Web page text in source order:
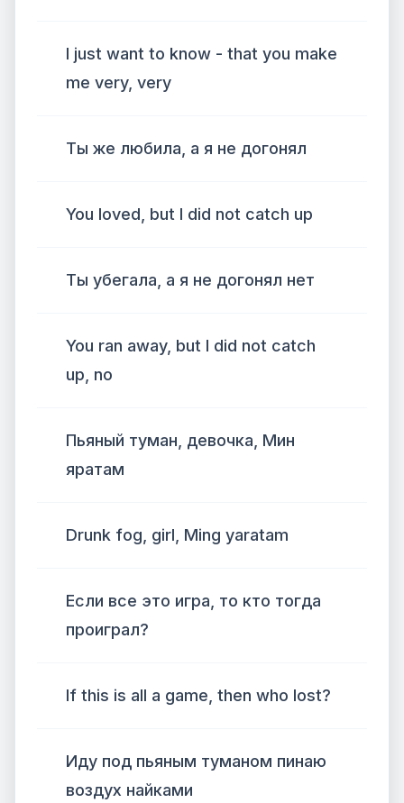
I just want to know - that you make
me very, very
Ты же любила, а я не догонял
You loved, but I did not catch up
Ты убегала, а я не догонял нет
You ran away, but I did not catch
up, no
Пьяный туман, девочка, Мин
яратам
Drunk fog, girl, Ming yaratam
Если все это игра, то кто тогда
проиграл?
If this is all a game, then who lost?
Иду под пьяным туманом пинаю
воздух найками